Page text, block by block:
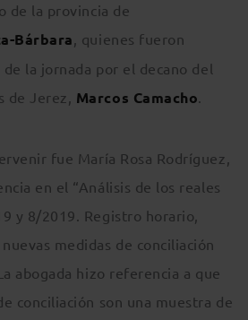
de la provincia de
Bárbara, quienes fueron
la jornada por el decano del
de Jerez, Marcos Camacho.
fue María Rosa Rodríguez,
en el “Análisis de los reales
y 8/2019. Registro horario,
medidas de conciliación
abogada hizo referencia a que
conciliación son una muestra de